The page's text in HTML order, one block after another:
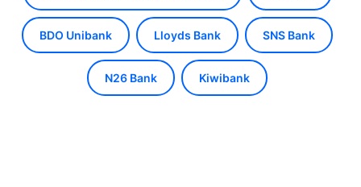
BDO Unibank Lloyds Bank SNS Bank
N26 Bank Kiwibank